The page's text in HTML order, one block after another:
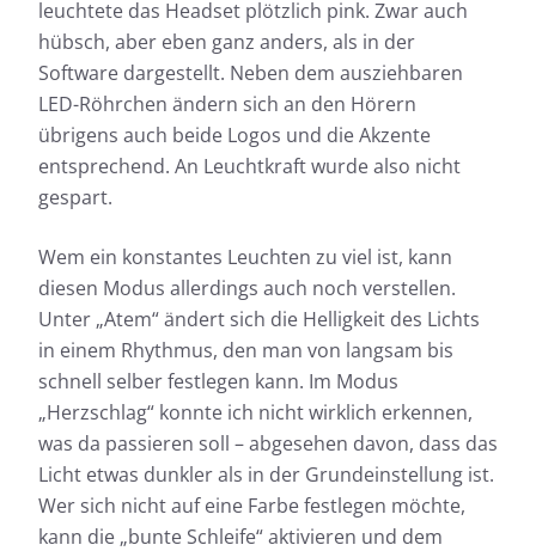
leuchtete das Headset plötzlich pink. Zwar auch
hübsch, aber eben ganz anders, als in der
Software dargestellt. Neben dem ausziehbaren
LED-Röhrchen ändern sich an den Hörern
übrigens auch beide Logos und die Akzente
entsprechend. An Leuchtkraft wurde also nicht
gespart.
Wem ein konstantes Leuchten zu viel ist, kann
diesen Modus allerdings auch noch verstellen.
Unter „Atem“ ändert sich die Helligkeit des Lichts
in einem Rhythmus, den man von langsam bis
schnell selber festlegen kann. Im Modus
„Herzschlag“ konnte ich nicht wirklich erkennen,
was da passieren soll – abgesehen davon, dass das
Licht etwas dunkler als in der Grundeinstellung ist.
Wer sich nicht auf eine Farbe festlegen möchte,
kann die „bunte Schleife“ aktivieren und dem